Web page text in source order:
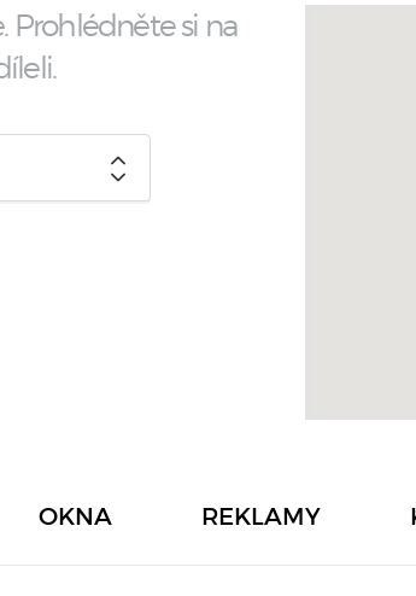
Prohlédněte si na
OKNA REKLAMY